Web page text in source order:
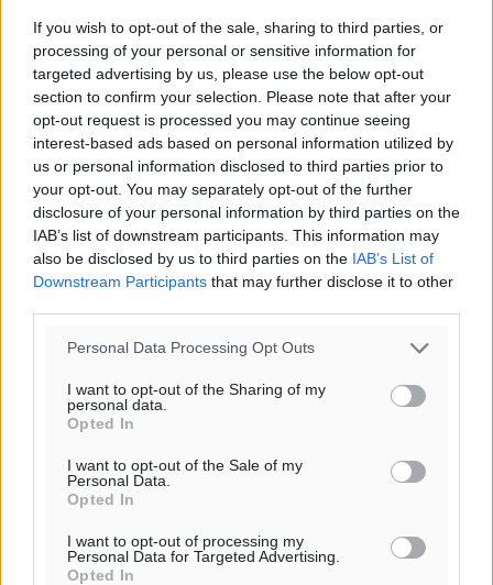
If you wish to opt-out of the sale, sharing to third parties, or
processing of your personal or sensitive information for
targeted advertising by us, please use the below opt-out
section to confirm your selection. Please note that after your
opt-out request is processed you may continue seeing
interest-based ads based on personal information utilized by
us or personal information disclosed to third parties prior to
your opt-out. You may separately opt-out of the further
disclosure of your personal information by third parties on the
IAB’s list of downstream participants. This information may
also be disclosed by us to third parties on the IAB’s List of
Downstream Participants that may further disclose it to other
Personal Data Processing Opt Outs
I want to opt-out of the Sharing of my
personal data.
Opted In
I want to opt-out of the Sale of my
Personal Data.
Opted In
I want to opt-out of processing my
Personal Data for Targeted Advertising.
Opted In
Β
30°/31°
06:19
20:05
πρόγνωση:
32°
ΔΕ
29°
ΤΡ
28°
ΤΕ
29°